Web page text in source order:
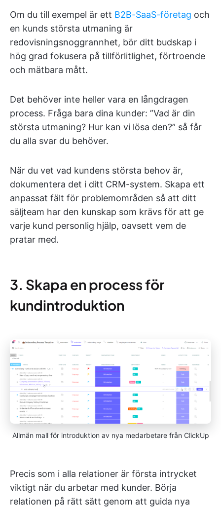
Om du till exempel är ett B2B-SaaS-företag och
en kunds största utmaning är
redovisningsnoggrannhet, bör ditt budskap i
hög grad fokusera på tillförlitlighet, förtroende
och mätbara mått.
Det behöver inte heller vara en långdragen
process. Fråga bara dina kunder: ”Vad är din
största utmaning? Hur kan vi lösa den?” så får
du alla svar du behöver.
När du vet vad kundens största behov är,
dokumentera det i ditt CRM-system. Skapa ett
anpassat fält för problemområden så att ditt
säljteam har den kunskap som krävs för att ge
varje kund personlig hjälp, oavsett vem de
pratar med.
3. Skapa en process för
kundintroduktion
Allmän mall för introduktion av nya medarbetare från ClickUp
Precis som i alla relationer är första intrycket
viktigt när du arbetar med kunder. Börja
relationen på rätt sätt genom att guida nya